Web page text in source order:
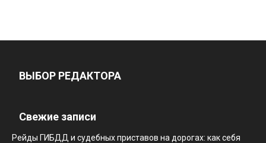
ВЫБОР РЕДАКТОРА
Свежие записи
Рейды ГИБДД и судебных приставов на дорогах: как себя